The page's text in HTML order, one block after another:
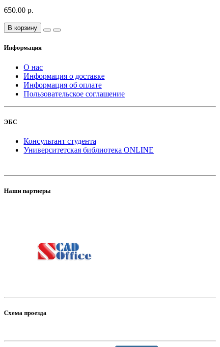
650.00 р.
В корзину
Информация
О нас
Информация о доставке
Информация об оплате
Пользовательское соглашение
ЭБС
Консультант студента
Университетская библиотека ONLINE
Наши партнеры
Схема проезда